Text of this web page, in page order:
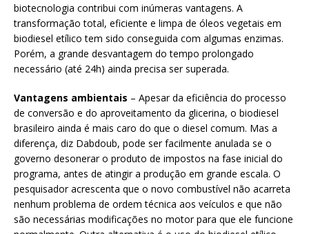
biotecnologia contribui com inúmeras vantagens. A
transformação total, eficiente e limpa de óleos vegetais em
biodiesel etílico tem sido conseguida com algumas enzimas.
Porém, a grande desvantagem do tempo prolongado
necessário (até 24h) ainda precisa ser superada.
Vantagens ambientais – Apesar da eficiência do processo
de conversão e do aproveitamento da glicerina, o biodiesel
brasileiro ainda é mais caro do que o diesel comum. Mas a
diferença, diz Dabdoub, pode ser facilmente anulada se o
governo desonerar o produto de impostos na fase inicial do
programa, antes de atingir a produção em grande escala. O
pesquisador acrescenta que o novo combustível não acarreta
nenhum problema de ordem técnica aos veículos e que não
são necessárias modificações no motor para que ele funcione